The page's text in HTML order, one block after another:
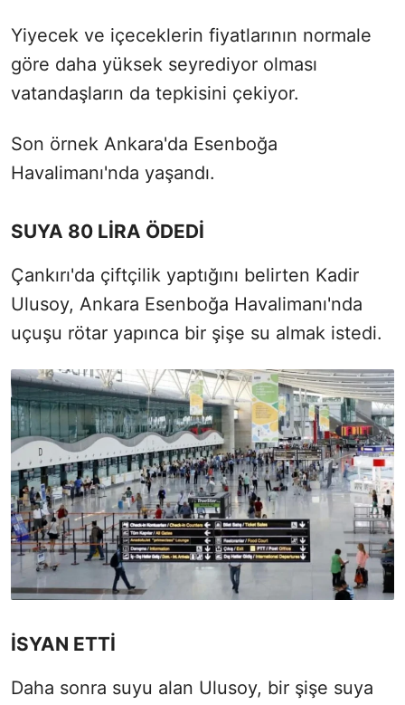
Yiyecek ve içeceklerin fiyatlarının normale
göre daha yüksek seyrediyor olması
vatandaşların da tepkisini çekiyor.
Son örnek Ankara'da Esenboğa
Havalimanı'nda yaşandı.
SUYA 80 LİRA ÖDEDİ
Çankırı'da çiftçilik yaptığını belirten Kadir
Ulusoy, Ankara Esenboğa Havalimanı'nda
uçuşu rötar yapınca bir şişe su almak istedi.
İSYAN ETTİ
Daha sonra suyu alan Ulusoy, bir şişe suya